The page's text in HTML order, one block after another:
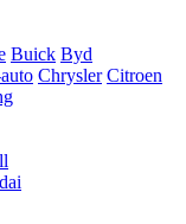
Buick Byd
Chrysler Citroen